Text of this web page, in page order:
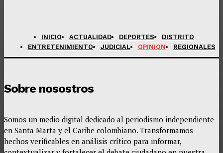
INICIO ACTUALIDAD DEPORTES
DISTRITO
ENTRETENIMIENTO
JUDICIAL OPINION REGIONALES
Sobre nosostros
Somos un medio digital dedicado al periodismo independiente
en Santa Marta y el Caribe colombiano. Transformamos
hechos verificables en análisis crítico para informar,